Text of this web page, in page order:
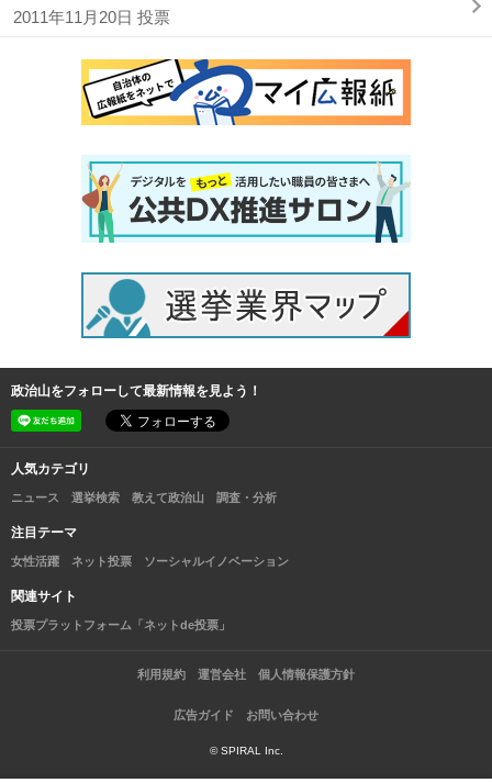
2011年11月20日 投票
政治山をフォローして最新情報を見よう！
人気カテゴリ
ニュース 選挙検索 教えて政治山 調査・分析
注目テーマ
女性活躍 ネット投票 ソーシャルイノベーション
関連サイト
投票プラットフォーム「ネットde投票」
利用規約 運営会社 個人情報保護方針
広告ガイド お問い合わせ
© SPIRAL Inc.